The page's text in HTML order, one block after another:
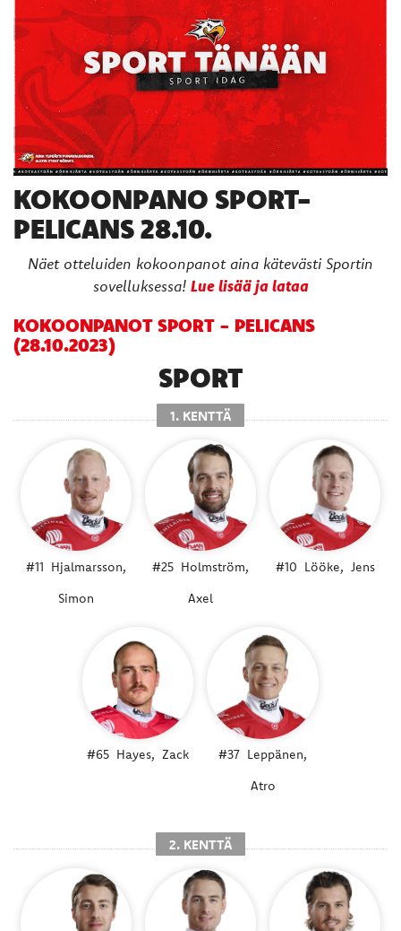
KOKOONPANO SPORT-
PELICANS 28.10.
Näet otteluiden kokoonpanot aina kätevästi Sportin
sovelluksessa! Lue lisää ja lataa
KOKOONPANOT SPORT - PELICANS
(28.10.2023)
SPORT
1. KENTTÄ
#11 Hjalmarsson,
Simon
#25 Holmström,
Axel
#10 Lööke, Jens
#65 Hayes, Zack #37 Leppänen,
Atro
2. KENTTÄ